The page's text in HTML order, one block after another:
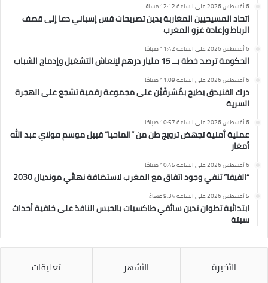
6 أغسطس 2026 على الساعة 12:12 مساءً
اتحاد المسيحيين المغاربة يدين تصريحات قس إسباني دعا إلى قصف
الرباط وإعادة غزو المغرب
6 أغسطس 2026 على الساعة 11:42 صباحًا
الحكومة ترصد خطة بــ 15 مليار درهم لإنعاش التشغيل وإدماج الشباب
6 أغسطس 2026 على الساعة 11:09 صباحًا
درك الفنيدق يطيح بمُشرفَيْن على مجموعة رقمية تشجع على الهجرة
السرية
6 أغسطس 2026 على الساعة 10:57 صباحًا
عملية أمنية تجهض ترويج طن من “الماحيا” قبيل موسم مولاي عبد الله
أمغار
6 أغسطس 2026 على الساعة 10:45 صباحًا
“الفيفا” تنفي وجود اتفاق مع المغرب لاستضافة نهائي مونديال 2030
5 أغسطس 2026 على الساعة 9:34 مساءً
ابتدائية تطوان تدين سائقي طاكسيات بالحبس النافذ على خلفية أحداث
سبتة
الأخيرة الأشهر تعليقات